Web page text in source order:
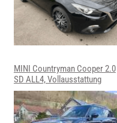
MINI Countryman Cooper 2.0
SD ALL4, Vollausstattung